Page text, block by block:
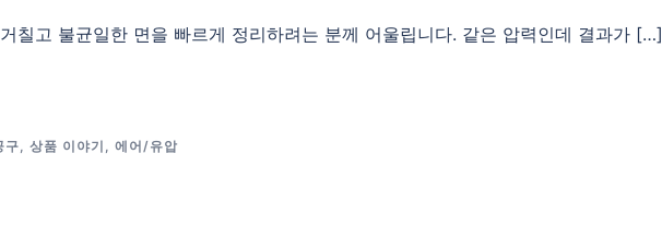
칠고 불균일한 면을 빠르게 정리하려는 분께 어울립니다. 같은 압력인데 결과가 […]
구, 상품 이야기 , 에어/유압